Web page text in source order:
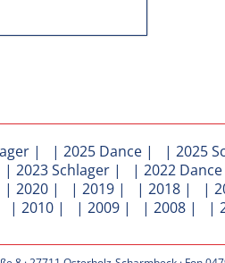
| | 2025 Dance | | 2025
2023 Schlager | | 2022 Dance
2020 | | 2019 | | 2018 | |
| 2010 | | 2009 | | 2008 | |